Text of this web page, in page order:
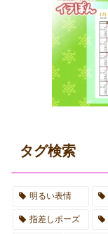
タグ検索
明るい表情
指差しポーズ